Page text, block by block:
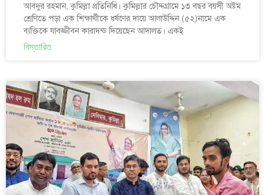
আবদুর রহমান, কুমিল্লা প্রতিনিধি। কুমিল্লার চৌদ্দগ্রামে ১৩ বছর বয়সী অষ্টম
শ্রেণিতে পড়া এক শিক্ষার্থীকে ধর্ষণের দায়ে আলাউদ্দিন (৫২)নামে এক
ব্যক্তিকে যাবজ্জীবন কারাদন্ড দিয়েছেন আদালত। একই
বিস্তারিত